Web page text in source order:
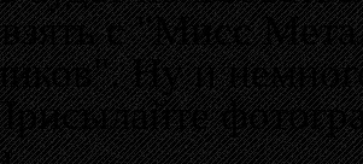
с "Мисс
Ну и